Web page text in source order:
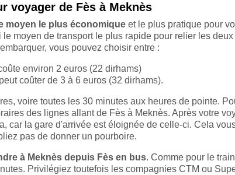
voyager de Fès à Meknès
moyen le plus économique et le plus pratique pour
le moyen de transport le plus rapide pour relier les
vous pouvez choisir entre :
environ 2 euros (22 dirhams)
coûter de 3 à 6 euros (32 dirhams).
voire toutes les 30 minutes aux heures de pointe.
des lignes allant de Fès à Meknès. Après votre
car la gare d'arrivée est éloignée de celle-ci. Cela
pas de donner un pourboire.
à Meknès depuis Fès en bus. Comme pour le
Privilégiez toutefois les compagnies CTM ou